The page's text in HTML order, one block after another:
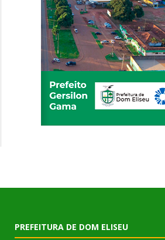
PREFEITURA DE DOM ELISEU